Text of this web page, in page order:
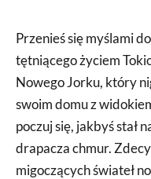
Przenieś się myślami
tętniącego życiem
Nowego Jorku, który
swoim domu z
poczuj się, jakbyś stał
drapacza chmur.
migoczących świateł